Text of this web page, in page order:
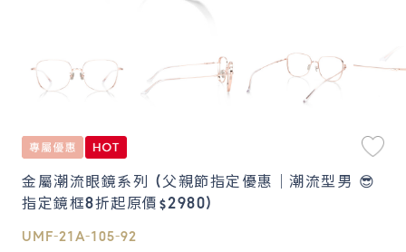
Collection
Online Shop
鏡片說明
Lens
金屬潮流眼鏡系列 (父親節指定優惠｜潮流型男 😎
指定鏡框8折起原價$2980)
UMF-21A-105-92